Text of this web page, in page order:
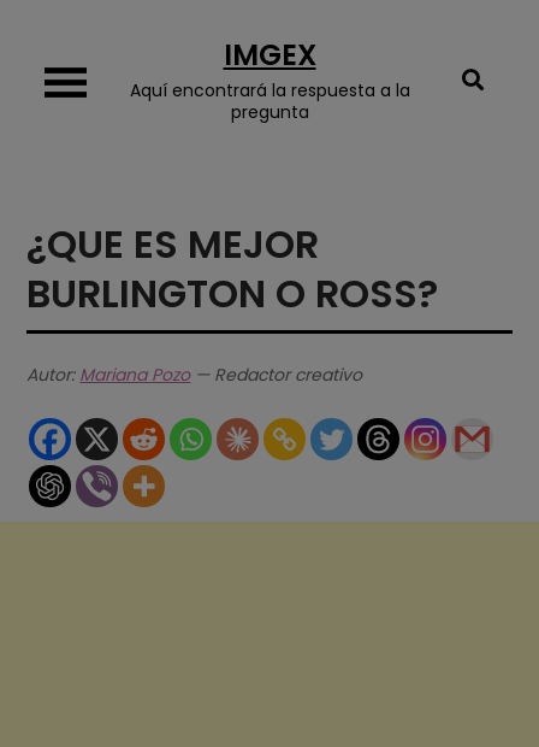
content
IMGEX
Aquí encontrará la respuesta a la
pregunta
¿QUE ES MEJOR
BURLINGTON O ROSS?
Autor: Mariana Pozo— Redactor creativo